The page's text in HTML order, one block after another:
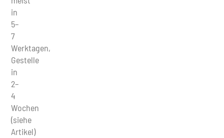
in
5–
7
Werktagen,
Gestelle
in
2–
4
Wochen
(siehe
Artikel)